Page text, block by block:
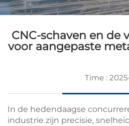
CNC-schaven en de
voor aangepaste
Time :
In de hedendaagse
industrie zijn precisie,